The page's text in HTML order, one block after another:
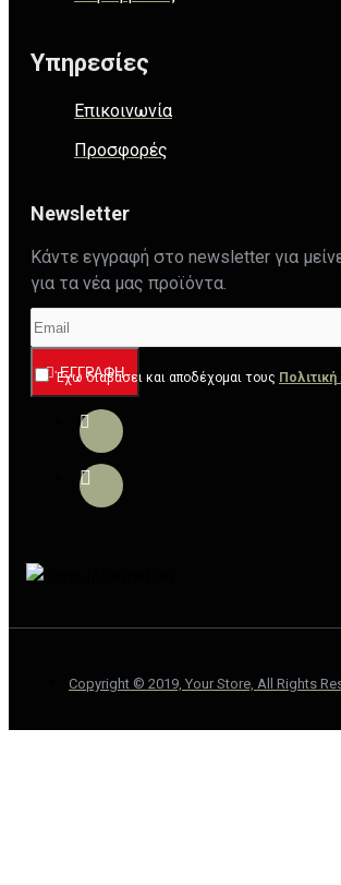
Υπηρεσίες
Επικοινωνία
Προσφορές
Newsletter
Κάντε εγγραφή στο newsletter για
για τα νέα μας προϊόντα.
ΕΓΓΡΑΦΉ
Έχω διαβάσει και αποδέχομαι τους
Copyright © 2019, Your Store, All Rights